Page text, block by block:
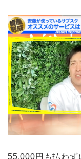
55,000円も払わず